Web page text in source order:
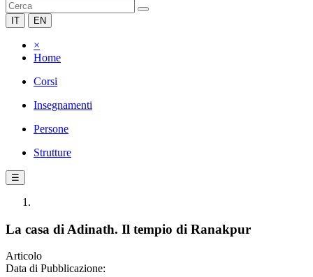
IT EN
×
Home
Corsi
Insegnamenti
Persone
Strutture
☰
La casa di Adinath. Il tempio di Ranakpur
Articolo
Data di Pubblicazione: